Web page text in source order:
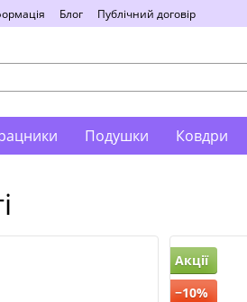
Блог Публічний договір
Подушки Ковдри
Акції
−10%